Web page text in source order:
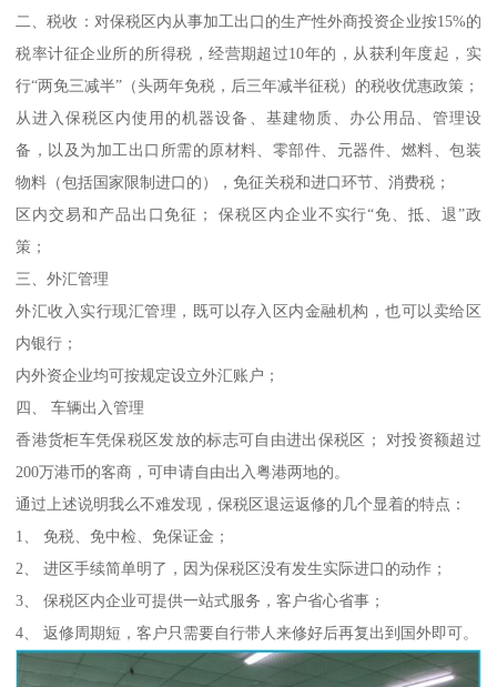
二、税收：对保税区内从事加工出口的生产性外商投资企业按15%的
税率计征企业所的所得税，经营期超过10年的，从获利年度起，实
行“两免三减半”（头两年免税，后三年减半征税）的税收优惠政策；
从进入保税区内使用的机器设备、基建物质、办公用品、管理设
备，以及为加工出口所需的原材料、零部件、元器件、燃料、包装
物料（包括国家限制进口的），免征关税和进口环节、消费税；
区内交易和产品出口免征； 保税区内企业不实行“免、抵、退”政
策；
三、外汇管理
外汇收入实行现汇管理，既可以存入区内金融机构，也可以卖给区
内银行；
内外资企业均可按规定设立外汇账户；
四、 车辆出入管理
香港货柜车凭保税区发放的标志可自由进出保税区； 对投资额超过
200万港币的客商，可申请自由出入粤港两地的。
通过上述说明我么不难发现，保税区退运返修的几个显着的特点：
1、 免税、免中检、免保证金；
2、 进区手续简单明了，因为保税区没有发生实际进口的动作；
3、 保税区内企业可提供一站式服务，客户省心省事；
4、 返修周期短，客户只需要自行带人来修好后再复出到国外即可。